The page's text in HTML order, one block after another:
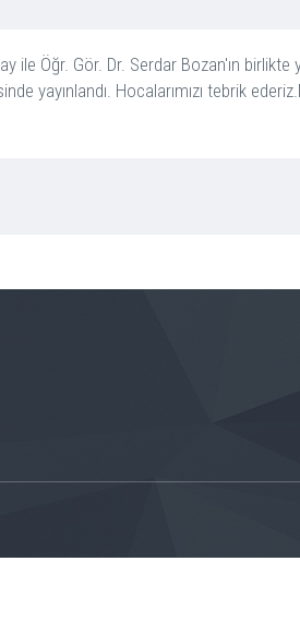
Öğr. Gör. Dr. Serdar Bozan'ın
yayınlandı. Hocalarımızı tebrik